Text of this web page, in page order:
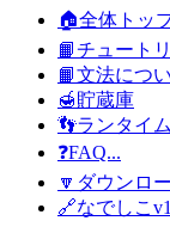
🏠全体トッ
📙チュート
📙文法につ
🍯貯蔵庫
👣ランタイ
❓FAQ...
🔽ダウンロ
🔗なでしこ